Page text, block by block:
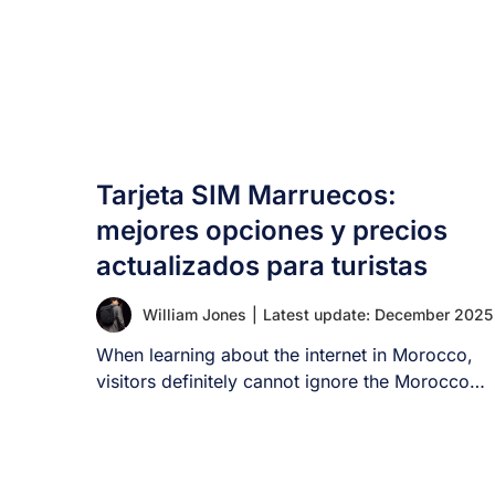
Tarjeta SIM Marruecos:
mejores opciones y precios
actualizados para turistas
William Jones Latest update: December 2025
When learning about the internet in Morocco,
visitors definitely cannot ignore the Morocco